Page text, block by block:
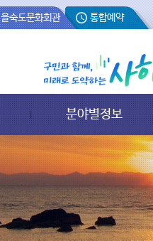
을숙도문화회관 통합예약
분야별정보